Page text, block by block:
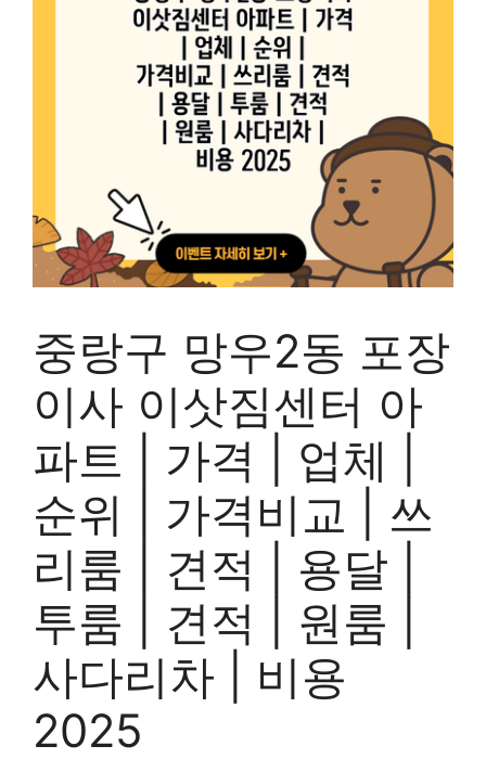
중랑구 망우2동 포장
이사 이삿짐센터 아
파트 | 가격 | 업체 |
순위 | 가격비교 | 쓰
리룸 | 견적 | 용달 |
투룸 | 견적 | 원룸 |
사다리차 | 비용
2025